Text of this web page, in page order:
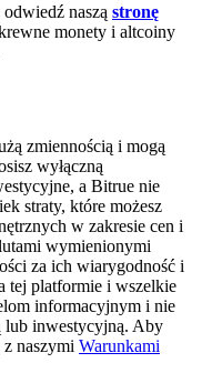
Bonus
APR
naszą stronę
monety i altcoiny
zmiennością i mogą
wyłączną
a Bitrue nie
straty, które możesz
w zakresie cen i
wymienionymi
za ich wiarygodność i
tej platformie i wszelkie
informacyjnym i nie
lub inwestycyjną. Aby
naszymi Warunkami